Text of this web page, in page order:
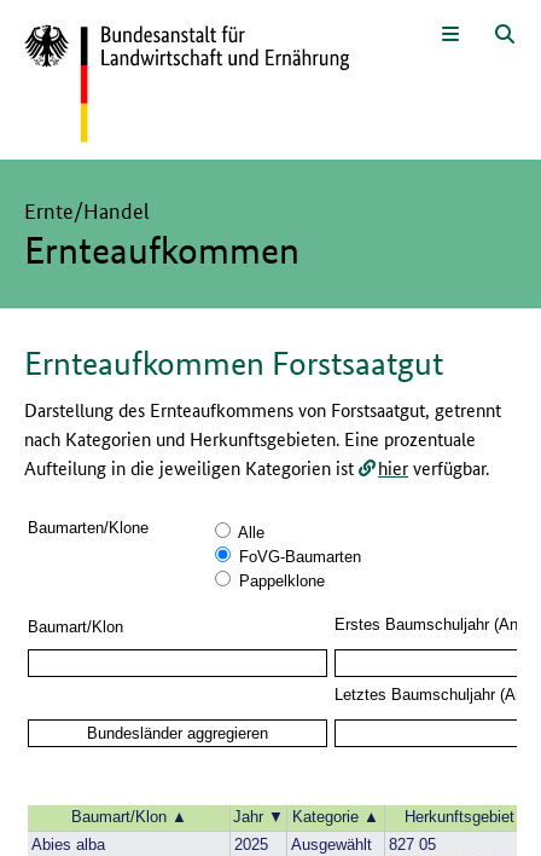
Menü
Ernteaufkommen
Ernte/Handel
Ernteaufkommen Forstsaatgut
Darstellung des Ernteaufkommens von Forstsaatgut, getrennt
nach Kategorien und Herkunftsgebieten. Eine prozentuale
Aufteilung in die jeweiligen Kategorien ist
hierverfügbar.